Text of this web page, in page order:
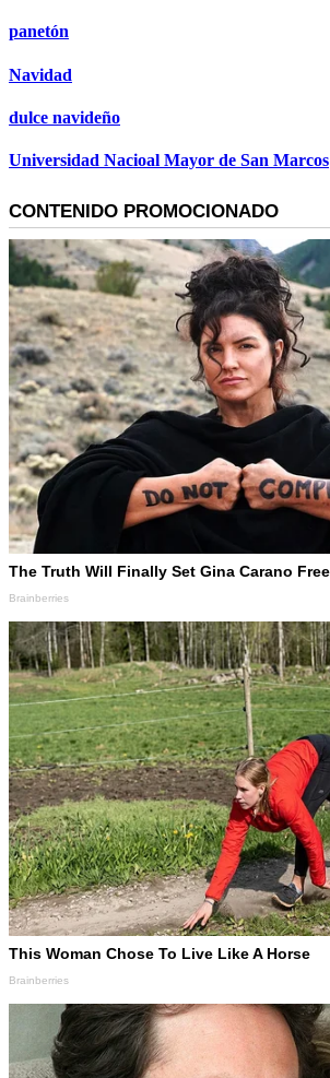
panetón
Navidad
dulce navideño
Universidad Nacioal Mayor de San Marcos